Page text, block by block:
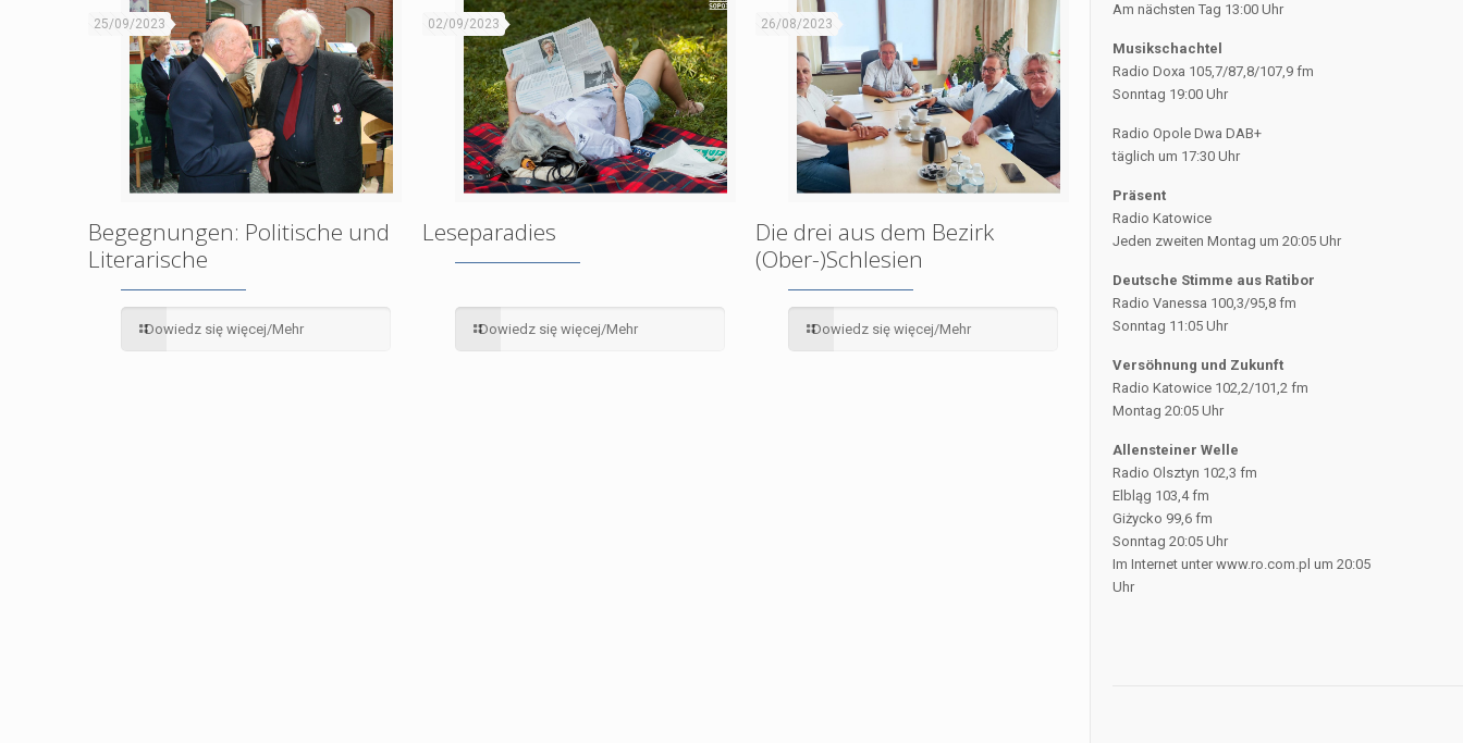
25/09/2023
Begegnungen: Politische und
Literarische
Dowiedz się więcej/Mehr
02/09/2023
Leseparadies
Dowiedz się więcej/Mehr
26/08/2023
Die drei aus dem Bezirk
(Ober-)Schlesien
Dowiedz się więcej/Mehr
Am nächsten Tag 13:00 Uhr
Musikschachtel
Radio Doxa 105,7/87,8/107,9 fm
Sonntag 19:00 Uhr
Radio Opole Dwa DAB+
täglich um 17:30 Uhr
Präsent
Radio Katowice
Jeden zweiten Montag um 20:05 Uhr
Deutsche Stimme aus Ratibor
Radio Vanessa 100,3/95,8 fm
Sonntag 11:05 Uhr
Versöhnung und Zukunft
Radio Katowice 102,2/101,2 fm
Montag 20:05 Uhr
Allensteiner Welle
Radio Olsztyn 102,3 fm
Elbląg 103,4 fm
Giżycko 99,6 fm
Sonntag 20:05 Uhr
Im Internet unter www.ro.com.pl um 20:05
Uhr